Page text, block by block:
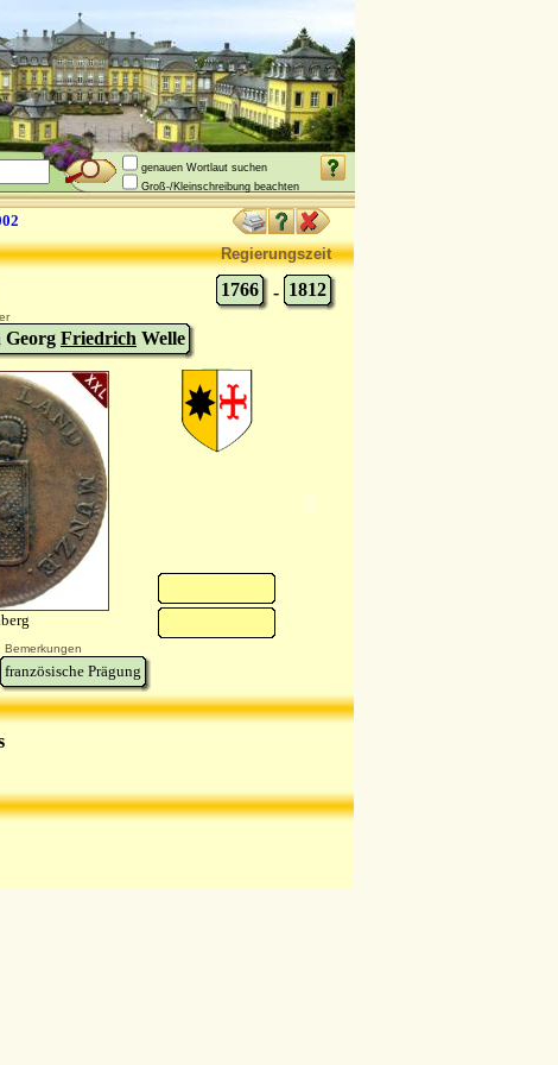
genauen Wortlaut suchen
Groß-/Kleinschreibung beachten
Regierungszeit
1766 - 1812
Georg Friedrich Welle
Bemerkungen
französische Prägung